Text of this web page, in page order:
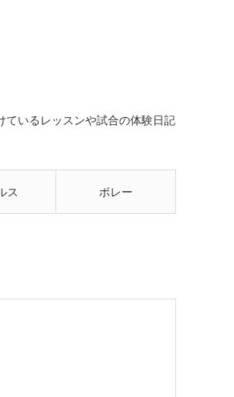
いるレッスンや試合の体験日記
ス ボレー